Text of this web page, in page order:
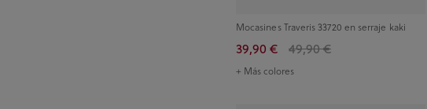
Mocasines Traveris 33720 en serraje kaki
39,90 € 49,90 €
+ Más colores